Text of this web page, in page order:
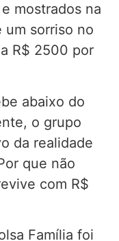
mostrados na
um sorriso no
R$ 2500 por
abaixo do
o grupo
da realidade
que não
com R$
Família foi